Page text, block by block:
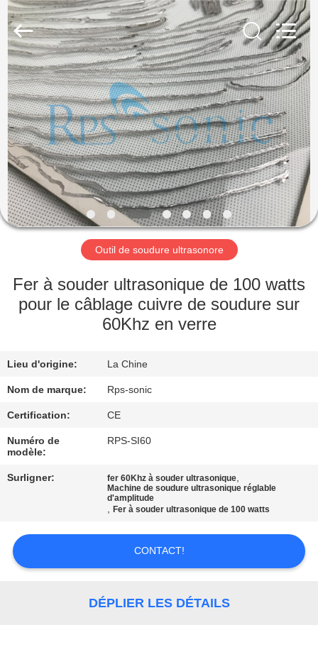
MAISON
PRODUITS
AU
SUJET
DE
NOUS
VISITE
D'USINE
DE
QUALITÉ
CONTACTEZ-
NOUS
NOUVELLES
CAS
Hangzhou
Powersonic
Equipment
Co.,
Ltd..
Rights
Reserved.
Outil de soudure ultrasonore
Fer à souder ultrasonique de 100 watts
pour le câblage cuivre de soudure sur
60Khz en verre
Lieu d'origine: La Chine
Nom de marque: Rps-sonic
Certification: CE
Numéro de
modèle:
RPS-SI60
Surligner: fer 60Khz à souder ultrasonique,
Machine de soudure ultrasonique réglable
d'amplitude
,Fer à souder ultrasonique de 100 watts
CONTACT!
DÉPLIER LES DÉTAILS